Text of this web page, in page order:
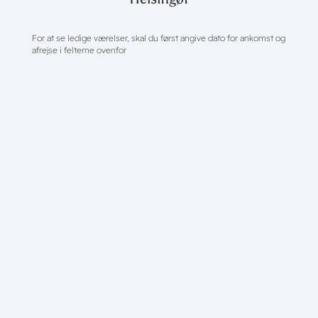
For at se ledige værelser, skal du først angive dato for ankomst og
afrejse i felterne ovenfor